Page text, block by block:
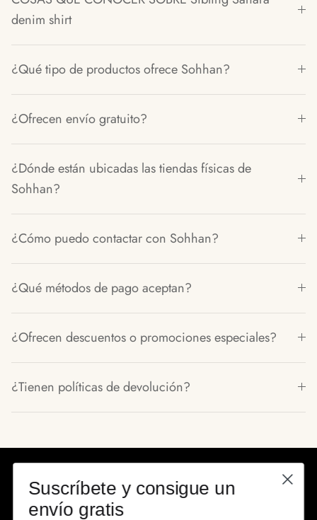
denim shirt
¿Qué tipo de productos ofrece Sohhan?
¿Ofrecen envío gratuito?
¿Dónde están ubicadas las tiendas físicas de
Sohhan?
¿Cómo puedo contactar con Sohhan?
¿Qué métodos de pago aceptan?
¿Ofrecen descuentos o promociones especiales?
¿Tienen políticas de devolución?
Suscríbete y consigue un
envío gratis